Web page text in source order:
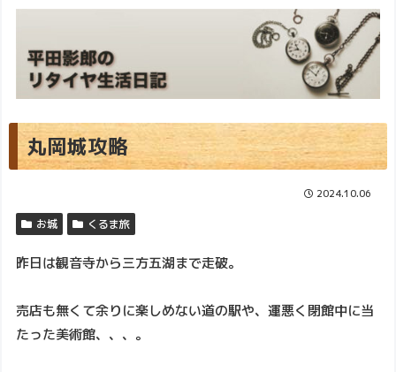
丸岡城攻略
2024.10.06
お城 くるま旅
昨日は観音寺から三方五湖まで走破。
売店も無くて余りに楽しめない道の駅や、運悪く閉館中に当
たった美術館、、、。